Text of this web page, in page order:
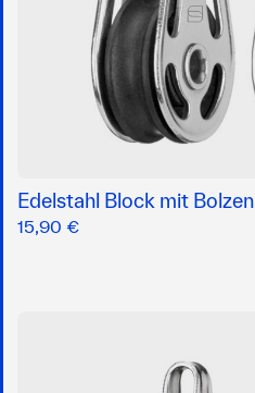
Edelstahl Block mit Bolzen
15,90 €